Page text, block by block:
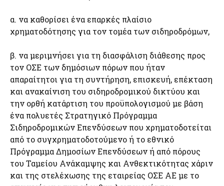
α. να καθορίσει ένα επαρκές πλαίσιο
χρηματοδότησης για τον τομέα των σιδηροδρόμων,
β. να μεριμνήσει για τη διασφάλιση διάθεσης προς
τον ΟΣΕ των δημόσιων πόρων που ήταν
απαραίτητοι για τη συντήρηση, επισκευή, επέκταση
και ανακαίνιση του σιδηροδρομικού δικτύου και
την ορθή κατάρτιση του προϋπολογισμού με βάση
ένα πολυετές Στρατηγικό Πρόγραμμα
Σιδηροδρομικών Επενδύσεων που χρηματοδοτείται
από το συγχρηματοδοτούμενο ή το εθνικό
Πρόγραμμα Δημοσίων Επενδύσεων ή από πόρους
του Ταμείου Ανάκαμψης και Ανθεκτικότητας χάριν
και της στελέχωσης της εταιρείας ΟΣΕ ΑΕ με το